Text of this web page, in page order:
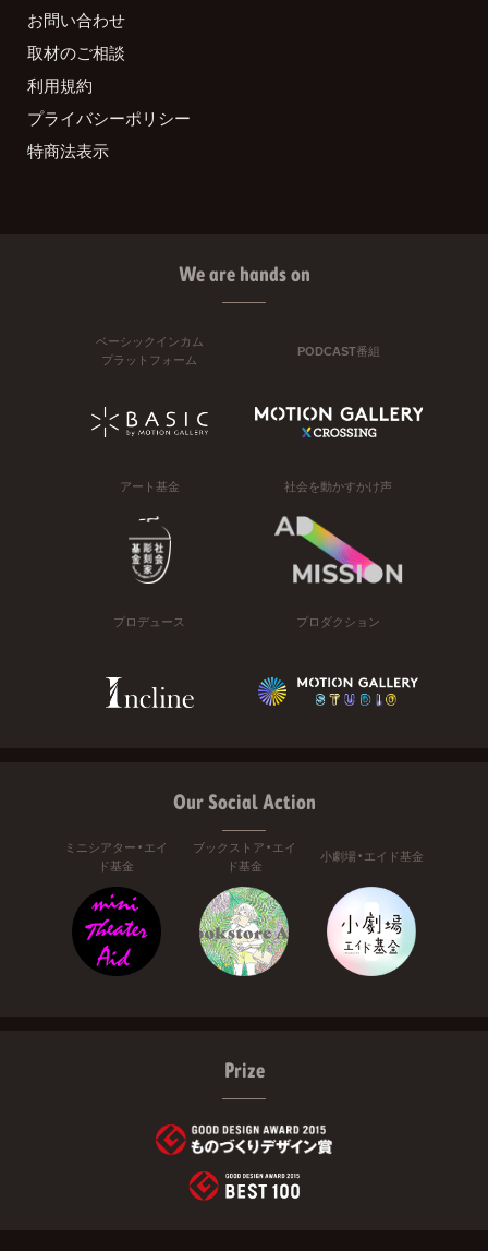
お問い合わせ
取材のご相談
利用規約
プライバシーポリシー
特商法表示
We are hands on
ベーシックインカム
プラットフォーム
PODCAST番組
アート基金 社会を動かすかけ声
プロデュース プロダクション
Our Social Action
ミニシアター・エイ
ド基金
ブックストア・エイ
ド基金
小劇場・エイド基金
Prize